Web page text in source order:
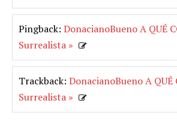
Pingback: DonacianoBueno A QUÉ
Surrealista »
Trackback: DonacianoBueno A QUÉ
Surrealista »